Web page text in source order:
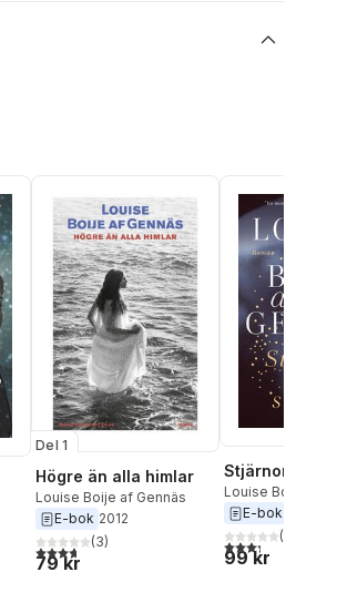
röster:
Del 1
Högre än alla himlar
Louise Boije af Gennäs
E-bok 2012
3,7utav 5 stjärnor. Totalt antal röster:
(3)
79 kr
Stjärnor utan
Louise Boije af
E-bok
3,3utav 5(
99 kr